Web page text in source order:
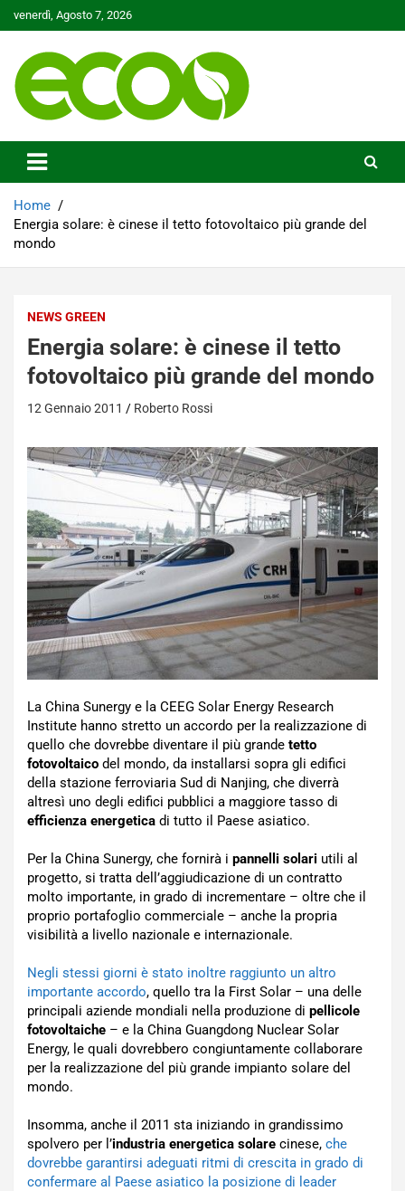
to
venerdì, Agosto 7, 2026
Ecoo.it
Home
Energia solare: è cinese il tetto fotovoltaico più grande del
mondo
NEWS GREEN
Energia solare: è cinese il tetto
fotovoltaico più grande del mondo
12 Gennaio 2011 Roberto Rossi
La China Sunergy e la CEEG Solar Energy Research
Institute hanno stretto un accordo per la realizzazione di
quello che dovrebbe diventare il più grande tetto
fotovoltaico del mondo, da installarsi sopra gli edifici
della stazione ferroviaria Sud di Nanjing, che diverrà
altresì uno degli edifici pubblici a maggiore tasso di
efficienza energetica di tutto il Paese asiatico.
Per la China Sunergy, che fornirà i pannelli solari utili al
progetto, si tratta dell’aggiudicazione di un contratto
molto importante, in grado di incrementare – oltre che il
proprio portafoglio commerciale – anche la propria
visibilità a livello nazionale e internazionale.
Negli stessi giorni è stato inoltre raggiunto un altro
importante accordo, quello tra la First Solar – una delle
principali aziende mondiali nella produzione di pellicole
fotovoltaiche – e la China Guangdong Nuclear Solar
Energy, le quali dovrebbero congiuntamente collaborare
per la realizzazione del più grande impianto solare del
mondo.
Insomma, anche il 2011 sta iniziando in grandissimo
spolvero per l’industria energetica solare cinese, che
dovrebbe garantirsi adeguati ritmi di crescita in grado di
confermare al Paese asiatico la posizione di leader